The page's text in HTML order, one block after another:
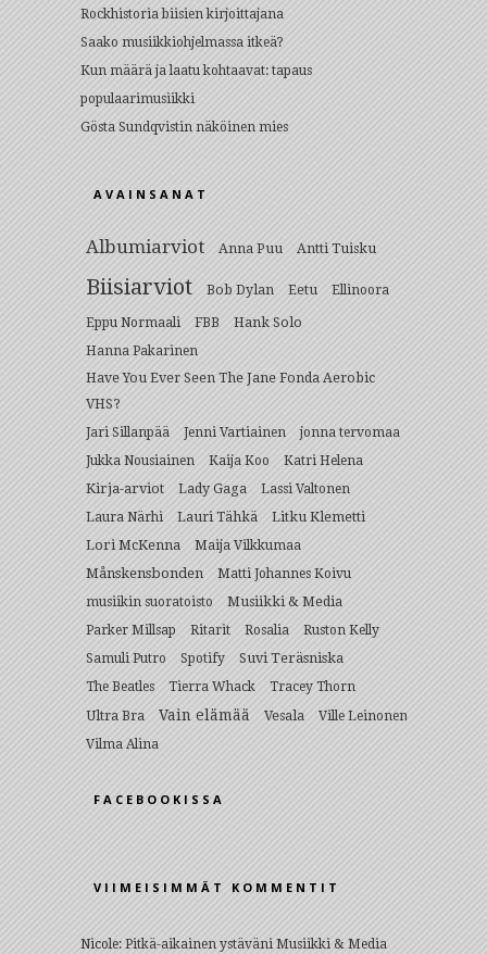
Rockhistoria biisien kirjoittajana
Saako musiikkiohjelmassa itkeä?
Kun määrä ja laatu kohtaavat: tapaus
populaarimusiikki
Gösta Sundqvistin näköinen mies
AVAINSANAT
Albumiarviot Anna Puu Antti Tuisku
Biisiarviot Bob Dylan Eetu Ellinoora
Eppu Normaali FBB Hank Solo
Hanna Pakarinen
Have You Ever Seen The Jane Fonda Aerobic
VHS?
Jari Sillanpää Jenni Vartiainen
jonna tervomaa
Jukka Nousiainen
Kaija Koo Katri Helena
Kirja-arviot Lady Gaga
Lassi Valtonen
Laura Närhi
Lauri Tähkä
Litku Klemetti
Lori McKenna
Maija Vilkkumaa
Månskensbonden
Matti Johannes Koivu
musiikin suoratoisto
Musiikki & Media
Parker Millsap Ritarit Rosalia
Ruston Kelly
Samuli Putro
Spotify Suvi Teräsniska
The Beatles Tierra Whack Tracey Thorn
Ultra Bra Vain elämää Vesala
Ville Leinonen
Vilma Alina
FACEBOOKISSA
VIIMEISIMMÄT KOMMENTIT
Nicole: Pitkä-aikainen ystäväni Musiikki & Media